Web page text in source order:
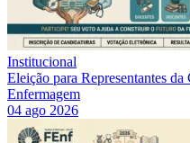
Institucional
Eleição para Representantes
Enfermagem
04 ago 2026